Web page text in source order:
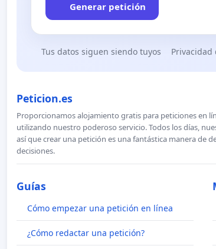
Generar petición
Tus datos siguen siendo tuyos Privacidad
Peticion.es
Proporcionamos alojamiento gratis para peticiones en
utilizando nuestro poderoso servicio. Todos los días,
así que crear una petición es una fantástica manera de
decisiones.
Guías
Cómo empezar una petición en línea
¿Cómo redactar una petición?